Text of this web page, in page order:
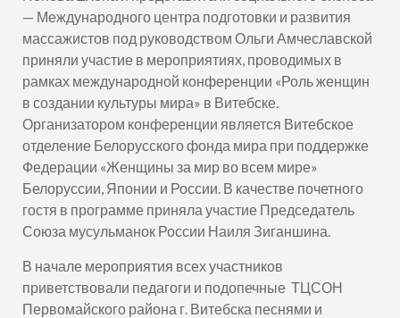
— Международного центра подготовки и развития
массажистов под руководством Ольги Амчеславской
приняли участие в мероприятиях, проводимых в
рамках международной конференции «Роль женщин
в создании культуры мира» в Витебске.
Организатором конференции является Витебское
отделение Белорусского фонда мира при поддержке
Федерации «Женщины за мир во всем мире»
Белоруссии, Японии и России. В качестве почетного
гостя в программе приняла участие Председатель
Союза мусульманок России Наиля Зиганшина.
В начале мероприятия всех участников
приветствовали педагоги и подопечные ТЦСОН
Первомайского района г. Витебска песнями и